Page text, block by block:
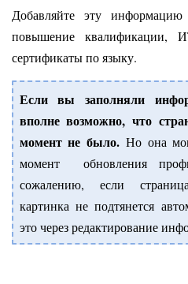
Добавляйте эту
повышение квалификации,
сертификаты по языку.
Если вы заполняли
вполне возможно, что
момент не было. Но она
момент обновления
сожалению, если
картинка не подтянется
это через редактирование